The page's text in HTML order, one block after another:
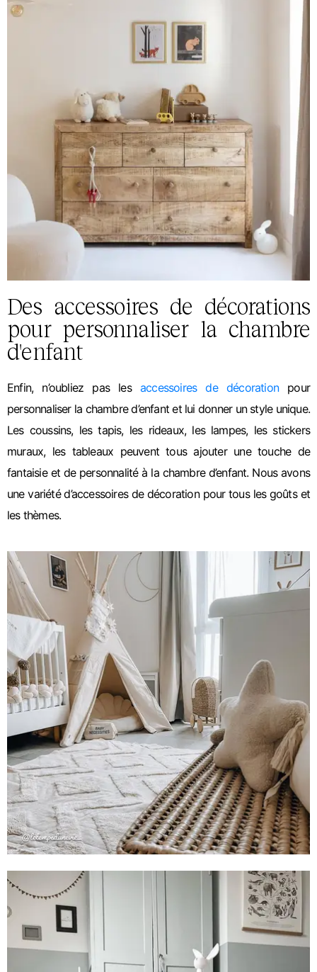
Des accessoires de décorations
pour personnaliser la chambre
d'enfant
Enfin, n’oubliez pas les accessoires de décorationpour
personnaliser la chambre d’enfant et lui donner un style unique.
Les coussins, les tapis, les rideaux, les lampes, les stickers
muraux, les tableaux peuvent tous ajouter une touche de
fantaisie et de personnalité à la chambre d’enfant. Nous avons
une variété d’accessoires de décoration pour tous les goûts et
les thèmes.